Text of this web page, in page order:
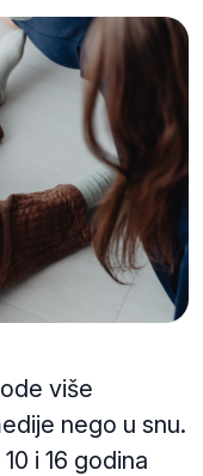
više
nego u snu.
i 16 godina